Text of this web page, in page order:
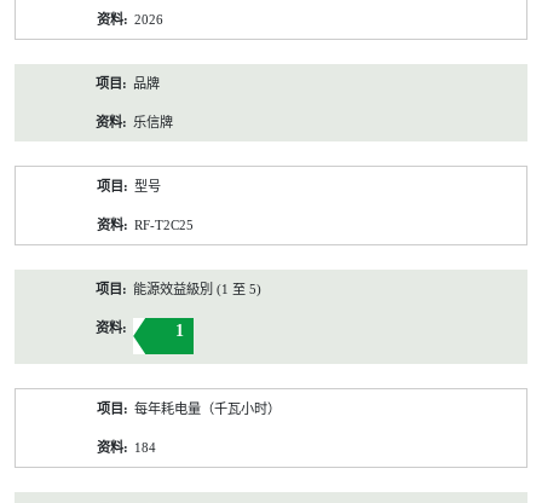
2026
品牌
乐信牌
型号
RF-T2C25
能源效益級別 (1 至 5)
1
每年耗电量（千瓦小时）
184